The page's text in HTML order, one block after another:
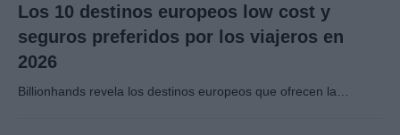
Los 10 destinos europeos low cost y
seguros preferidos por los viajeros en
2026
Billionhands revela los destinos europeos que ofrecen la…